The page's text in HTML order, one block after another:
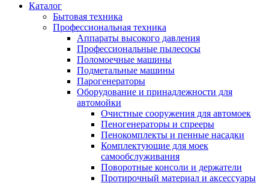
Каталог
Бытовая техника
Профессиональная техника
Аппараты высокого давления
Профессиональные пылесосы
Поломоечные машины
Подметальные машины
Парогенераторы
Оборудование и принадлежности для
автомойки
Очистные сооружения для автомоек
Пеногенераторы и спрееры
Пенокомплекты и пенные насадки
Комплектующие для моек
самообслуживания
Поворотные консоли и держатели
Протирочный материал и аксессуары